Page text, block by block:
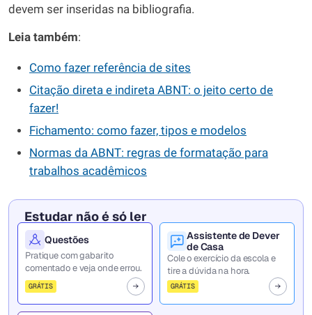
devem ser inseridas na bibliografia.
Leia também:
Como fazer referência de sites
Citação direta e indireta ABNT: o jeito certo de
fazer!
Fichamento: como fazer, tipos e modelos
Normas da ABNT: regras de formatação para
trabalhos acadêmicos
Estudar não é só ler
Questões
Pratique com gabarito
comentado e veja onde errou.
GRÁTIS
Assistente de Dever
de Casa
Cole o exercício da escola e
tire a dúvida na hora.
GRÁTIS